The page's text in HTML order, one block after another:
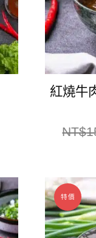
紅燒牛
NT$
特價